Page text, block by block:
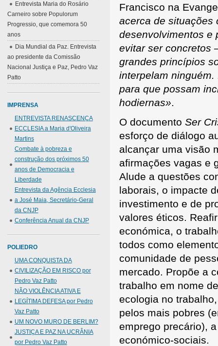
Francisco na
acerca de situações
desenvolvimentos e
evitar ser concretos
grandes princípios
interpelam
para que possam
hodiernas».
O documento Ser
esforço de diálogo
alcançar uma visão
afirmações vagas e
Alude a questões
laborais, o impacte
investimento e de
valores éticos.
económica, o
todos como
comunidade de
mercado. Propõe a
trabalho em nome
ecologia no
pelos mais pobres
emprego precário),
económico-sociais.
Entrevista Maria do Rosário
Carneiro sobre Populorum
Progressio, que comemora 50
anos
Dia Mundial da Paz. Entrevista
ao presidente da Comissão
Nacional Justiça e Paz, Pedro Vaz
Patto
IMPRENSA
ENTREVISTA RENASCENÇA
ECCLESIA a Maria d'Oliveira
Martins
Combate à pobreza e
construção dos próximos 50
anos de Democracia e
Liberdade
Entrevista da Agência Ecclesia
a José Maia, Secretário-Geral
da CNJP
Conferência Anual da CNJP
POLIEDRO
UMA CONQUISTA DA
CIVILIZAÇÃO EM RISCO por
Pedro Vaz Patto
NÃO VIOLÊNCIA ATIVA E
LEGÍTIMA DEFESA por Pedro
Vaz Patto
UM NOVO MURO DE BERLIM?
JUSTIÇA E PAZ NA UCRÂNIA
por Pedro Vaz Patto